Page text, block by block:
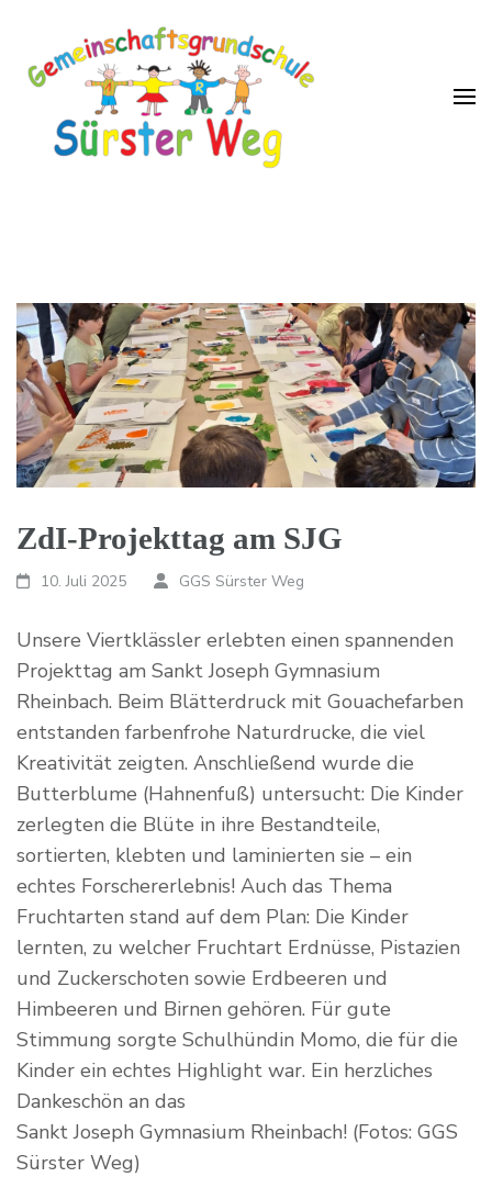
ZdI-Projekttag am SJG
10. Juli 2025 GGS Sürster Weg
Unsere Viertklässler erlebten einen spannenden
Projekttag am Sankt Joseph Gymnasium
Rheinbach. Beim Blätterdruck mit Gouachefarben
entstanden farbenfrohe Naturdrucke, die viel
Kreativität zeigten. Anschließend wurde die
Butterblume (Hahnenfuß) untersucht: Die Kinder
zerlegten die Blüte in ihre Bestandteile,
sortierten, klebten und laminierten sie – ein
echtes Forschererlebnis! Auch das Thema
Fruchtarten stand auf dem Plan: Die Kinder
lernten, zu welcher Fruchtart Erdnüsse, Pistazien
und Zuckerschoten sowie Erdbeeren und
Himbeeren und Birnen gehören. Für gute
Stimmung sorgte Schulhündin Momo, die für die
Kinder ein echtes Highlight war. Ein herzliches
Dankeschön an das
Sankt Joseph Gymnasium Rheinbach! (Fotos: GGS
Sürster Weg)